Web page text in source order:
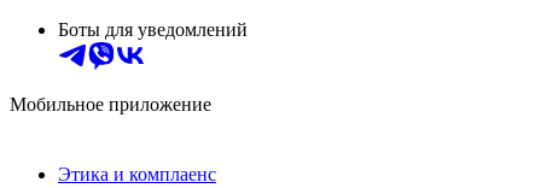
Боты для уведомлений
Мобильное приложение
Этика и комплаенс